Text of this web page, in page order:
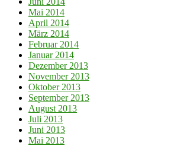
Mai 2014
April 2014
März 2014
Februar 2014
Januar 2014
Dezember 2013
November 2013
Oktober 2013
September 2013
August 2013
Juli 2013
Juni 2013
Mai 2013